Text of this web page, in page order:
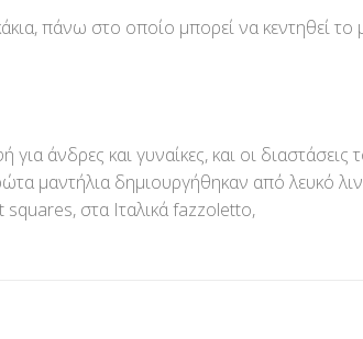
πάνω στo οποίο μπορεί να κεντηθεί
άνδρες και γυναίκες, και οι διαστάσεις
μαντήλια δημιουργήθηκαν από λευκό
squares, στα Ιταλικά fazzoletto,